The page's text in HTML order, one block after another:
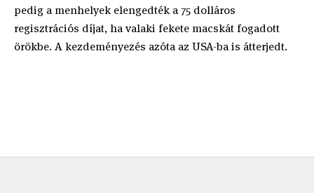
pedig a menhelyek elengedték a 75 dolláros
regisztrációs díjat, ha valaki fekete macskát fogadott
örökbe. A kezdeményezés azóta az USA-ba is átterjedt.